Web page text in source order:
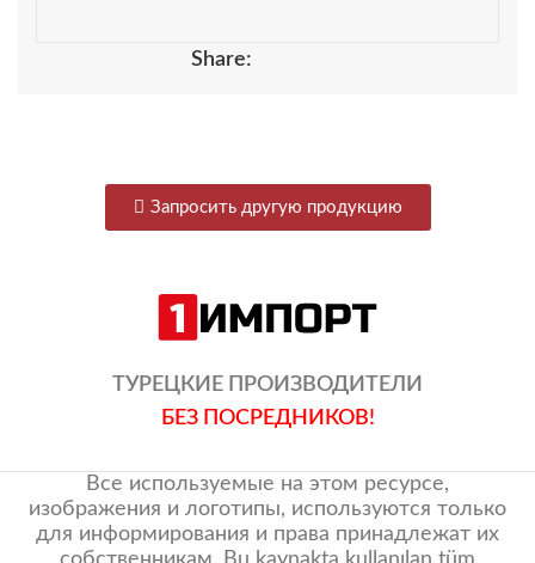
Share:
Запросить другую продукцию
ТУРЕЦКИЕ ПРОИЗВОДИТЕЛИ
БЕЗ ПОСРЕДНИКОВ!
Все используемые на этом ресурсе,
изображения и логотипы, используются только
для информирования и права принадлежат их